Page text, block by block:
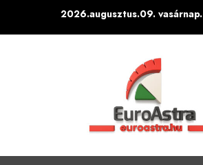
2026.augusztus.09. vasárnap.